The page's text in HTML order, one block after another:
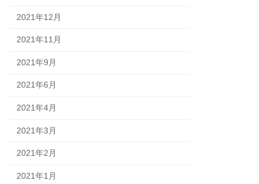
2021年12月
2021年11月
2021年9月
2021年6月
2021年4月
2021年3月
2021年2月
2021年1月